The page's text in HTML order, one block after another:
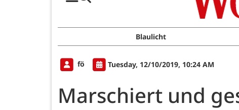
Blaulicht
fö Tuesday, 12/10/2019, 10:24 AM
Marschiert und